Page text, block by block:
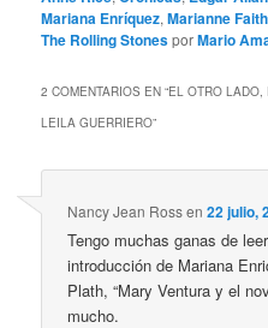
Mariana Enríquez,Marianne
The Rolling StonesporMario
2 COMENTARIOS EN “EL OTRO LADO,
LEILA GUERRIERO”
Nancy Jean Rossen22 julio,
Tengo muchas ganas de
introducción de Mariana
Plath, “Mary Ventura y el
mucho.